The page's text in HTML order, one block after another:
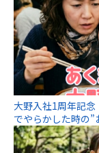
大野入社1周年記
でやらかした時の